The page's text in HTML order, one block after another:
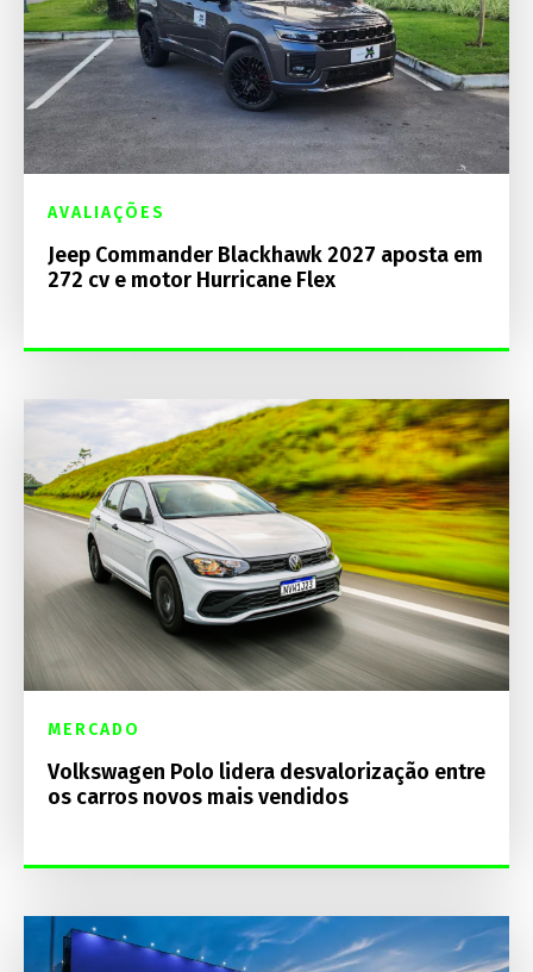
AVALIAÇÕES
Jeep Commander Blackhawk 2027 aposta em
272 cv e motor Hurricane Flex
MERCADO
Volkswagen Polo lidera desvalorização entre
os carros novos mais vendidos